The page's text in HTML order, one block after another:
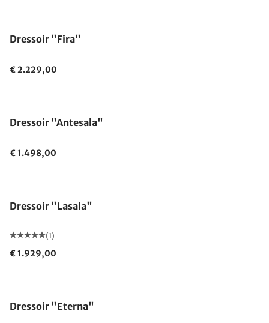
Dressoir "Fira"
€ 2.229,00
Dressoir "Antesala"
€ 1.498,00
Dressoir "Lasala"
(1)
€ 1.929,00
Dressoir "Eterna"